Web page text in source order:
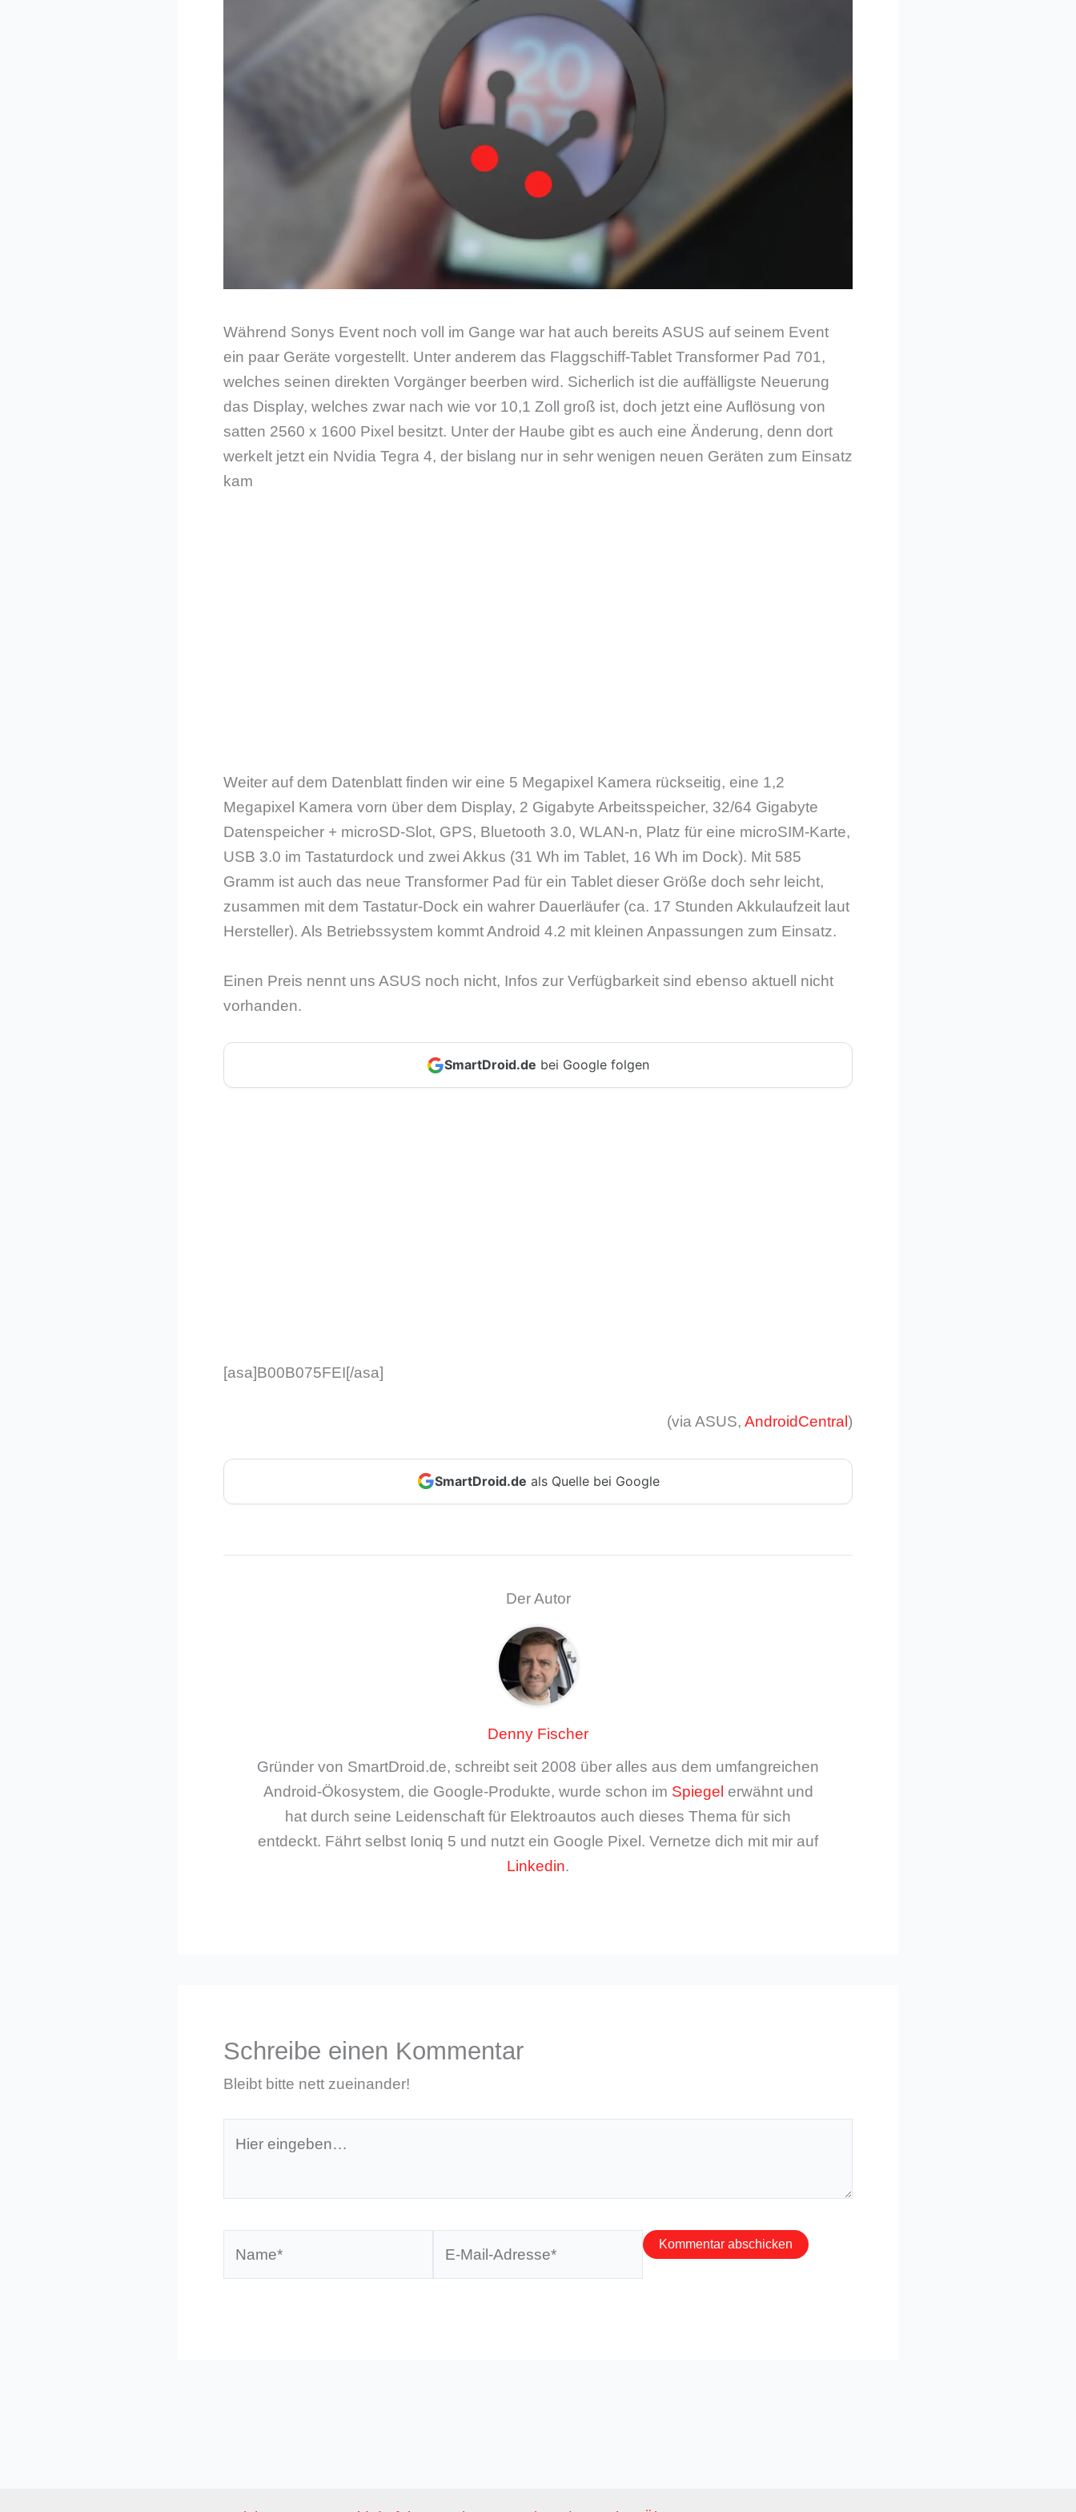
Während Sonys Event noch voll im Gange war hat auch bereits ASUS auf seinem Event
ein paar Geräte vorgestellt. Unter anderem das Flaggschiff-Tablet Transformer Pad 701,
welches seinen direkten Vorgänger beerben wird. Sicherlich ist die auffälligste Neuerung
das Display, welches zwar nach wie vor 10,1 Zoll groß ist, doch jetzt eine Auflösung von
satten 2560 x 1600 Pixel besitzt. Unter der Haube gibt es auch eine Änderung, denn dort
werkelt jetzt ein Nvidia Tegra 4, der bislang nur in sehr wenigen neuen Geräten zum Einsatz
kam
Weiter auf dem Datenblatt finden wir eine 5 Megapixel Kamera rückseitig, eine 1,2
Megapixel Kamera vorn über dem Display, 2 Gigabyte Arbeitsspeicher, 32/64 Gigabyte
Datenspeicher + microSD-Slot, GPS, Bluetooth 3.0, WLAN-n, Platz für eine microSIM-Karte,
USB 3.0 im Tastaturdock und zwei Akkus (31 Wh im Tablet, 16 Wh im Dock). Mit 585
Gramm ist auch das neue Transformer Pad für ein Tablet dieser Größe doch sehr leicht,
zusammen mit dem Tastatur-Dock ein wahrer Dauerläufer (ca. 17 Stunden Akkulaufzeit laut
Hersteller). Als Betriebssystem kommt Android 4.2 mit kleinen Anpassungen zum Einsatz.
Einen Preis nennt uns ASUS noch nicht, Infos zur Verfügbarkeit sind ebenso aktuell nicht
vorhanden.
SmartDroid.de bei Google folgen
[asa]B00B075FEI[/asa]
(via ASUS, AndroidCentral)
SmartDroid.de als Quelle bei Google
Der Autor
Denny Fischer
Gründer von SmartDroid.de, schreibt seit 2008 über alles aus dem umfangreichen
Android-Ökosystem, die Google-Produkte, wurde schon im Spiegel erwähnt und
hat durch seine Leidenschaft für Elektroautos auch dieses Thema für sich
entdeckt. Fährt selbst Ioniq 5 und nutzt ein Google Pixel. Vernetze dich mit mir auf
Linkedin.
Schreibe einen Kommentar
Bleibt bitte nett zueinander!
eingeben…